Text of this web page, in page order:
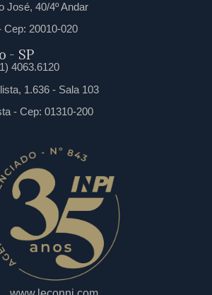
José, 40/4º Andar
Cep: 20010-020
- SP
4063.6120
1.636 - Sala 103
- Cep: 01310-200